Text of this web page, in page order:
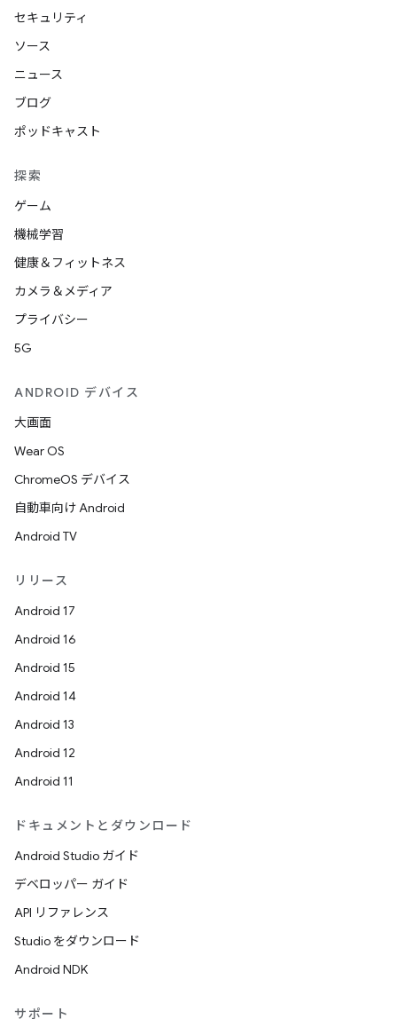
セキュリティ
ソース
ニュース
ブログ
ポッドキャスト
探索
ゲーム
機械学習
健康＆フィットネス
カメラ＆メディア
プライバシー
5G
ANDROID デバイス
大画面
Wear OS
ChromeOS デバイス
自動車向け Android
Android TV
リリース
Android 17
Android 16
Android 15
Android 14
Android 13
Android 12
Android 11
ドキュメントとダウンロード
Android Studio ガイド
デベロッパー ガイド
API リファレンス
Studio をダウンロード
Android NDK
サポート